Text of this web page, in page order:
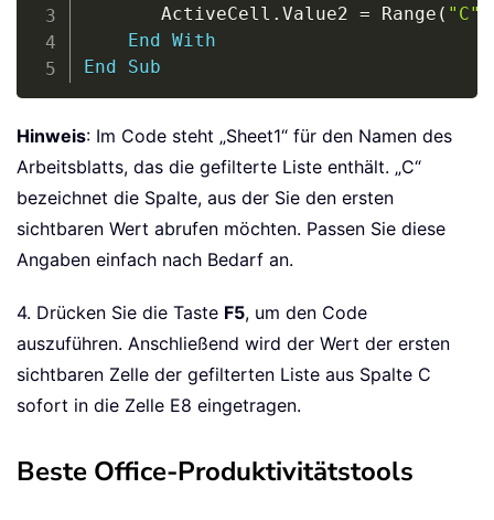
       ActiveCell
. Value2 = Range ( "C"
End
With
End
Sub
Hinweis: Im Code steht „Sheet1“ für den Namen des
Arbeitsblatts, das die gefilterte Liste enthält. „C“
bezeichnet die Spalte, aus der Sie den ersten
sichtbaren Wert abrufen möchten. Passen Sie diese
Angaben einfach nach Bedarf an.
4. Drücken Sie die Taste F5, um den Code
auszuführen. Anschließend wird der Wert der ersten
sichtbaren Zelle der gefilterten Liste aus Spalte C
sofort in die Zelle E8 eingetragen.
Beste Office-Produktivitätstools